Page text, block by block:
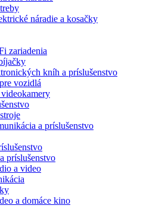
náradie a kosačky
zariadenia
kníh a príslušenstvo
vozidlá
a príslušenstvo
príslušenstvo
a video
a domáce kino